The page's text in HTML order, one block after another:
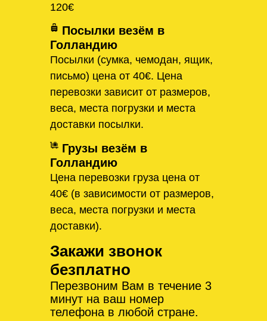
120€
Посылки везём в
Голландию
Посылки (сумка, чемодан, ящик,
письмо) цена от 40€. Цена
перевозки зависит от размеров,
веса, места погрузки и места
доставки посылки.
Грузы везём в
Голландию
Цена перевозки груза цена от
40€ (в зависимости от размеров,
веса, места погрузки и места
доставки).
Закажи звонок
безплатно
Перезвоним Вам в течение 3
минут на ваш номер
телефона в любой стране.